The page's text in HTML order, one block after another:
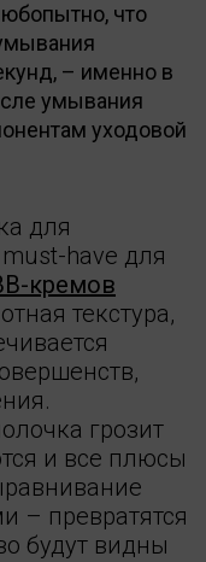
что
– именно в
умывания
уходовой
для
have для
кремов
текстура,
грозит
и все плюсы
– превратятся
будут видны